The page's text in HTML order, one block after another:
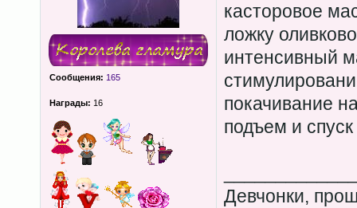
Сообщения: 165
Награды: 16
касторовое
ложку
интенсивный
покачивание
подъем и
Девчонки,